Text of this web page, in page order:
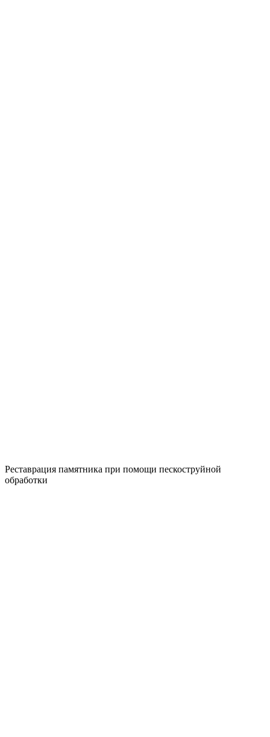
Реставрация памятника при помощи пескоструйной
обработки